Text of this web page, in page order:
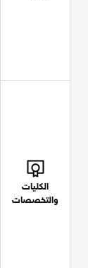
الكليات
والتخصصات